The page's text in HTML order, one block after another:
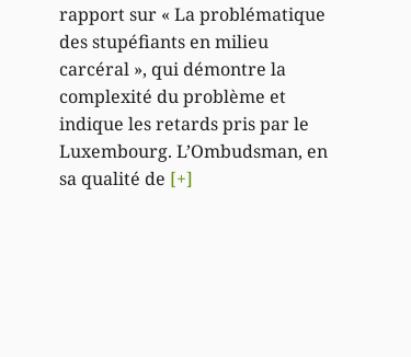
rapport sur « La problématique
des stupéfiants en milieu
carcéral », qui démontre la
complexité du problème et
indique les retards pris par le
Luxembourg. L’Ombudsman, en
sa qualité de [+]